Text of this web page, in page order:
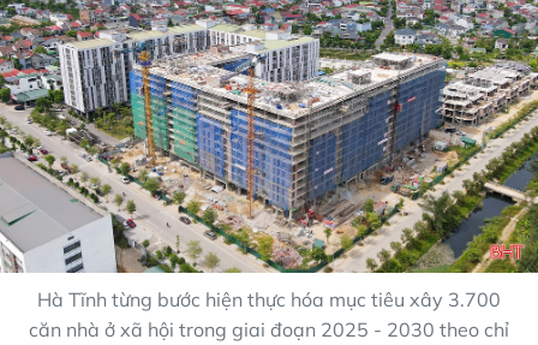
Hà Tĩnh từng bước hiện thực hóa mục tiêu xây 3.700
căn nhà ở xã hội trong giai đoạn 2025 - 2030 theo chỉ